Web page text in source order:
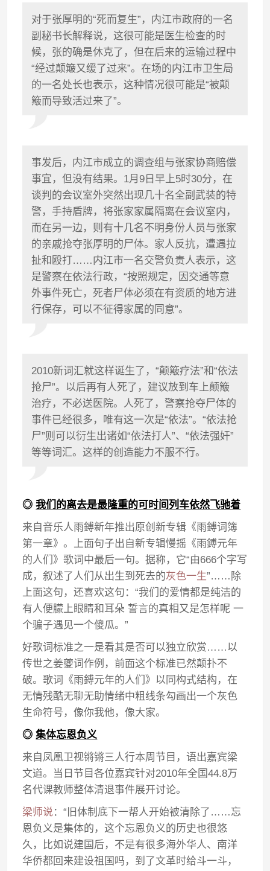
对于张厚明的“死而复生”，内江市政府的一名
副秘书长解释说，这很可能是医生检查的时
候，张的确是休克了，但在后来的运输过程中
“经过颠簸又缓了过来”。在场的内江市卫生局
的一名处长也表示，这种情况很可能是“被颠
簸而导致活过来了”。
事发后，内江市成立的调查组与张家协商赔偿
事宜，但没有结果。1月9日早上5时30分，在
谈判的会议室外突然出现几十名全副武装的特
警，手持盾牌，将张家家属隔离在会议室内，
而在另一边，则有十几名不明身份人员与张家
的亲戚抢夺张厚明的尸体。家人反抗，遭遇拉
扯和殴打……内江市一名交警负责人表示，这
是警察在依法行政，“按照规定，因交通等意
外事件死亡，死者尸体必须在有资质的地方进
行保存，可以不征得家属的同意”。
2010新词汇就这样诞生了，“颠簸疗法”和“依法
抢尸”。以后再有人死了，建议放到车上颠簸
治疗，不必送医院。人死了，警察抢夺尸体的
事件已经很多，唯有这一次是“依法”。“依法抢
尸”则可以衍生出诸如“依法打人”、“依法强奸”
等等词汇。这样的创造能力不服不行。
◎我们的离去是最隆重的可时间列车依然飞驰着
来自音乐人雨鎛新年推出原创新专辑《雨鎛词簿
第一章》。上面句子出自新专辑慢摇《雨鎛元年
的人们》歌词中最后一句。据称，它“由666个字写
成，叙述了人们从出生到死去的灰色一生”……除
上面这句，还喜欢这句：“我们的爱情都是纯洁的
有人便朦上眼睛和耳朵 誓言的真相又是怎样呢 一
个骗子遇见一个傻瓜。”
好歌词标准之一是看其是否可以独立欣赏……以
传世之姜夔词作例，前面这个标准已然颠扑不
破。歌词《雨鎛元年的人们》以同构式结构，在
无情残酷无聊无助情绪中粗线条勾画出一个灰色
生命符号，像你我他，像大家。
◎集体忘恩负义
来自凤凰卫视锵锵三人行本周节目，语出嘉宾梁
文道。当日节目各位嘉宾针对2010年全国44.8万
名代课教师整体清退事件展开讨论。
梁师说：“旧体制底下一帮人开始被清除了……忘
恩负义是集体的，这个忘恩负义的历史也很悠
久，比如说建国后，不是有很多海外华人、南洋
华侨都回来建设祖国吗，到了文革时给斗一斗，